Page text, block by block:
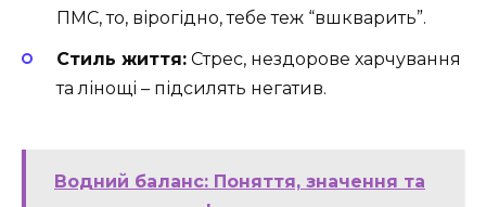
ПМС, то, вірогідно, тебе теж “вшкварить”.
Стиль життя: Стрес, нездорове харчування
та лінощі – підсилять негатив.
Водний баланс: Поняття, значення та